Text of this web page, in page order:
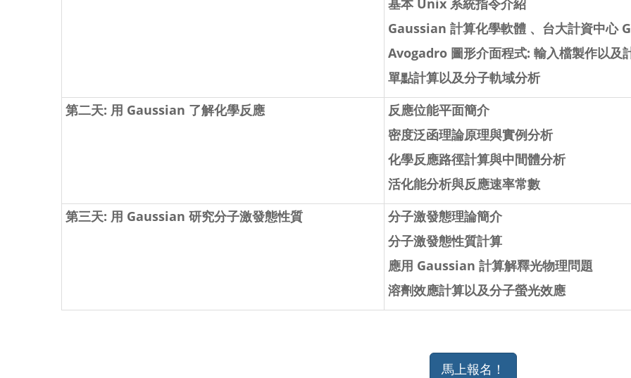
基本 Unix 系統指令介紹
Gaussian 計算化學軟體 、台大計資中心
Avogadro 圖形介面程式: 輸入檔製作以及
單點計算以及分子軌域分析
第二天: 用 Gaussian 了解化學反應
反應位能平面簡介
密度泛函理論原理與實例分析
化學反應路徑計算與中間體分析
活化能分析與反應速率常數
第三天: 用 Gaussian 研究分子激發態性質
分子激發態理論簡介
分子激發態性質計算
應用 Gaussian 計算解釋光物理問題
溶劑效應計算以及分子螢光效應
馬上報名！